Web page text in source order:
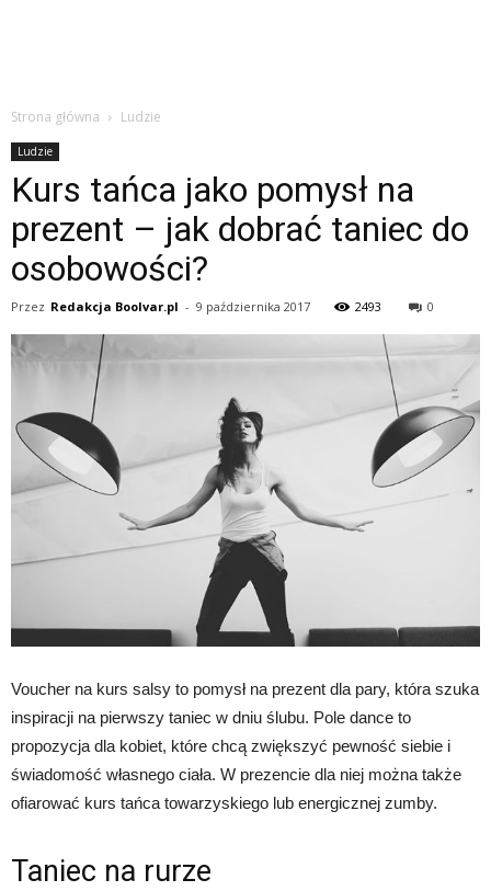
Strona główna Ludzie
Ludzie
Kurs tańca jako pomysł na
prezent – jak dobrać taniec do
osobowości?
Przez Redakcja Boolvar.pl - 9 października 2017 2493 0
Voucher na kurs salsy to pomysł na prezent dla pary, która szuka
inspiracji na pierwszy taniec w dniu ślubu. Pole dance to
propozycja dla kobiet, które chcą zwiększyć pewność siebie i
świadomość własnego ciała. W prezencie dla niej można także
ofiarować kurs tańca towarzyskiego lub energicznej zumby.
Taniec na rurze